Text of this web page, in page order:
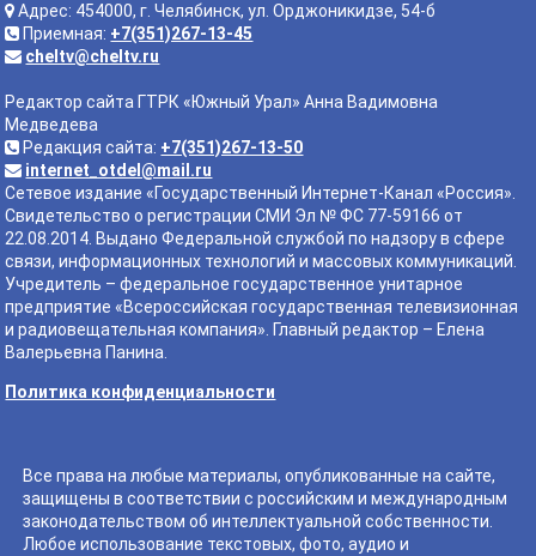
Адрес: 454000, г. Челябинск, ул. Орджоникидзе, 54-б
Приемная: +7(351)267-13-45
cheltv@cheltv.ru
Редактор сайта ГТРК «Южный Урал» Анна Вадимовна
Медведева
Редакция сайта: +7(351)267-13-50
internet_otdel@mail.ru
Сетевое издание «Государственный Интернет-Канал «Россия».
Свидетельство о регистрации СМИ Эл № ФС 77-59166 от
22.08.2014. Выдано Федеральной службой по надзору в сфере
связи, информационных технологий и массовых коммуникаций.
Учредитель – федеральное государственное унитарное
предприятие «Всероссийская государственная телевизионная
и радиовещательная компания». Главный редактор – Елена
Валерьевна Панина.
Политика конфиденциальности
Все права на любые материалы, опубликованные на сайте,
защищены в соответствии с российским и международным
законодательством об интеллектуальной собственности.
Любое использование текстовых, фото, аудио и